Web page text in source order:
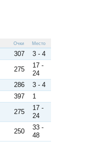
Очки Место
307
3 - 4
275
17 -
24
286
3 - 4
397 1
275
17 -
24
250
33 -
48